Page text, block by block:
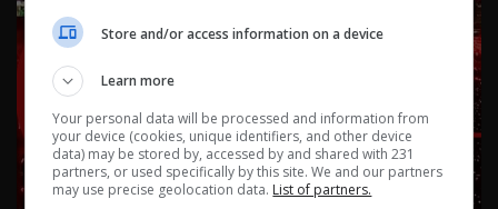
Store and/or access information on a device
Learn more
Your personal data will be processed and information from
your device (cookies, unique identifiers, and other device
data) may be stored by, accessed by and shared with 231
partners, or used specifically by this site. We and our partners
may use precise geolocation data. List of partners.